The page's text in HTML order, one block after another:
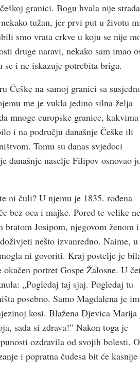
granici. Bogu hvala nije
tužan, jer prvi put u životu
smo vrata crkve u koju se nije
druge naravi, nekako sam imao
se i ne iskazuje potrebita briga.
Češke na samoj granici sa
me je vukla jedino silna želja
mnoge europske granice,
i na području današnje Češke ili
Tomu su danas svjedoci
današnje naselje Filipov osnovao
ni čuli? U njemu je 1835. rođena
bez oca i majke. Pored te velike
Josipom, njegovom ženom i
nešto izvanredno. Naime, u
ni govoriti. Kraj postelje je
portret Gospe Žalosne. U
„Pogledaj taj sjaj. Pogledaj tu
posebno. Samo Magdalena je
kosi. Blažena Djevica Marija
sada si zdrava!” Nakon toga je
ozdravila od svojih bolesti.
i popratna čudesa bit će kasnije